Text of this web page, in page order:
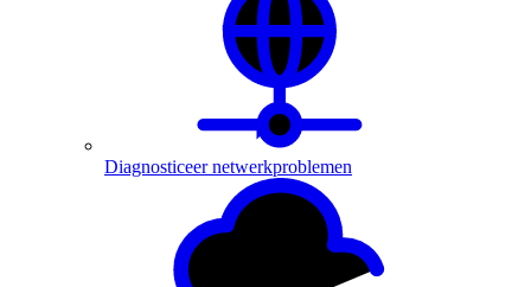
Diagnosticeer netwerkproblemen